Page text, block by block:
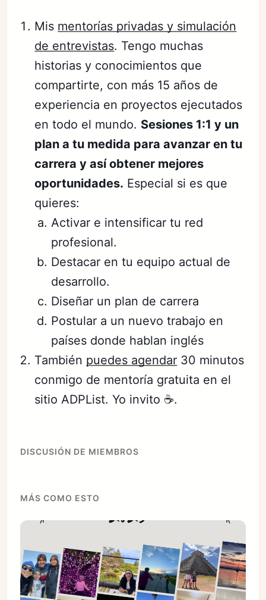
Mis mentorías privadas y simulación
de entrevistas. Tengo muchas
historias y conocimientos que
compartirte, con más 15 años de
experiencia en proyectos ejecutados
en todo el mundo. Sesiones 1:1 y un
plan a tu medida para avanzar en tu
carrera y así obtener mejores
oportunidades. Especial si es que
quieres:
Activar e intensificar tu red
profesional.
Destacar en tu equipo actual de
desarrollo.
Diseñar un plan de carrera
Postular a un nuevo trabajo en
países donde hablan inglés
También puedes agendar 30 minutos
conmigo de mentoría gratuita en el
sitio ADPList. Yo invito ☕️.
DISCUSIÓN DE MIEMBROS
MÁS COMO ESTO